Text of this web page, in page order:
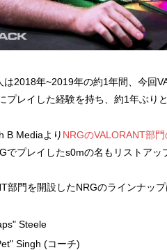
は2018年~2019年の約1年間、今回
プレイした経験を持ち、約1年ぶり
B Mediaより NRGのVALORANT部
でプレイしたs0mの名もリストアッ
部門を開設したNRGのラインナップ
Steele
Singh (コーチ)